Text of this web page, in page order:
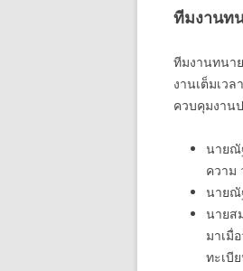
ทีมงานท
ทีมงานทนา
งานเต็มเว
ควบคุมงาน
นายณั
ความ
นายณั
นายส
มาเมื่
ทะเบี